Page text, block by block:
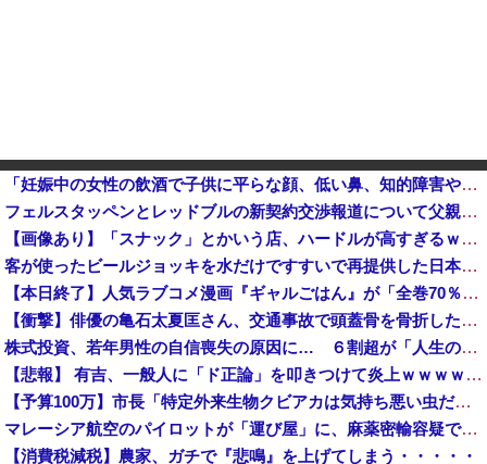
「妊娠中の女性の飲酒で子供に平らな顔、低い鼻、知的障害や発達遅延の『リスク』」 国が進めるプレコン資料に批判も
フェルスタッペンとレッドブルの新契約交渉報道について父親ヨスが否定他
【画像あり】「スナック」とかいう店、ハードルが高すぎるｗｗｗｗｗｗｗ
客が使ったビールジョッキを水だけですすいで再提供した日本の飲食店…韓国のネットで物議
【本日終了】人気ラブコメ漫画『ギャルごはん』が「全巻70％」オフ、『ジャンケットバンク』 『BUNGO―ブンゴ―』の「39％オフクーポン」激安セ...
【衝撃】俳優の亀石太夏匡さん、交通事故で頭蓋骨を骨折した結果・・・
株式投資、若年男性の自信喪失の原因に… ６割超が「人生の敗者」自認か
【悲報】 有吉、一般人に「ド正論」を叩きつけて炎上ｗｗｗｗｗｗｗｗ
【予算100万】市長「特定外来生物クビアカは気持ち悪い虫だしそんな需要ないと思う」1匹300円相当の報奨金→初日に42万取られ焦り
マレーシア航空のパイロットが「運び屋」に、麻薬密輸容疑で拘束…最高刑は死刑！
【消費税減税】農家、ガチで『悲鳴』を上げてしまう・・・・・